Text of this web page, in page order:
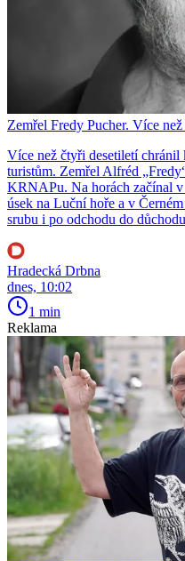
Zemřel Fredy Pucher. Více
Více než čtyři desetiletí chránil
turistům. Zemřel Alfréd
KRNAPu. Na horách začínal v
úsek na Luční hoře a v
srubu i po odchodu do
Hradecká Drbna
dnes, 10:02
1 min
Reklama